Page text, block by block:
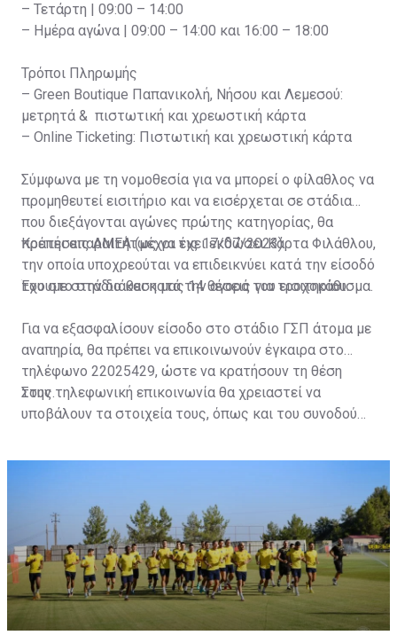
– Τετάρτη | 09:00 – 14:00
– Ημέρα αγώνα | 09:00 – 14:00 και 16:00 – 18:00
Τρόποι Πληρωμής
– Green Boutique Παπανικολή, Νήσου και Λεμεσού:
μετρητά & πιστωτική και χρεωστική κάρτα
– Online Ticketing: Πιστωτική και χρεωστική κάρτα
Σύμφωνα με τη νομοθεσία για να μπορεί ο φίλαθλος να
προμηθευτεί εισιτήριο και να εισέρχεται σε στάδια
που διεξάγονται αγώνες πρώτης κατηγορίας, θα
πρέπει απαραιτήτως να έχει εκδώσει Κάρτα Φιλάθλου,
την οποία υποχρεούται να επιδεικνύει κατά την είσοδό
του στο στάδιο και κατά την αγορά του εισιτηρίου.
Κρατήσεις ΑΜΕΑ (μέχρι τις 17/07/2023)
Έχουμε στην διάθεση μας 14 θέσεις για τροχοκάθισμα.
Για να εξασφαλίσουν είσοδο στο στάδιο ΓΣΠ άτομα με
αναπηρία, θα πρέπει να επικοινωνούν έγκαιρα στο
τηλέφωνο 22025429, ώστε να κρατήσουν τη θέση
τους.
Στην τηλεφωνική επικοινωνία θα χρειαστεί να
υποβάλουν τα στοιχεία τους, όπως και του συνοδού
ονοματεπώνυμο, αριθμός πινακίδας αυτοκινήτου,